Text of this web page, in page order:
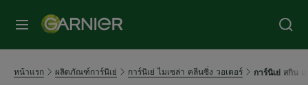
หน้าแรก ผลิตภัณฑ์การ์นิเย่ การ์นิเย่ ไมเซล่า คลีนซิ่ง วอเตอร์ การ์นิเย่ สกิน